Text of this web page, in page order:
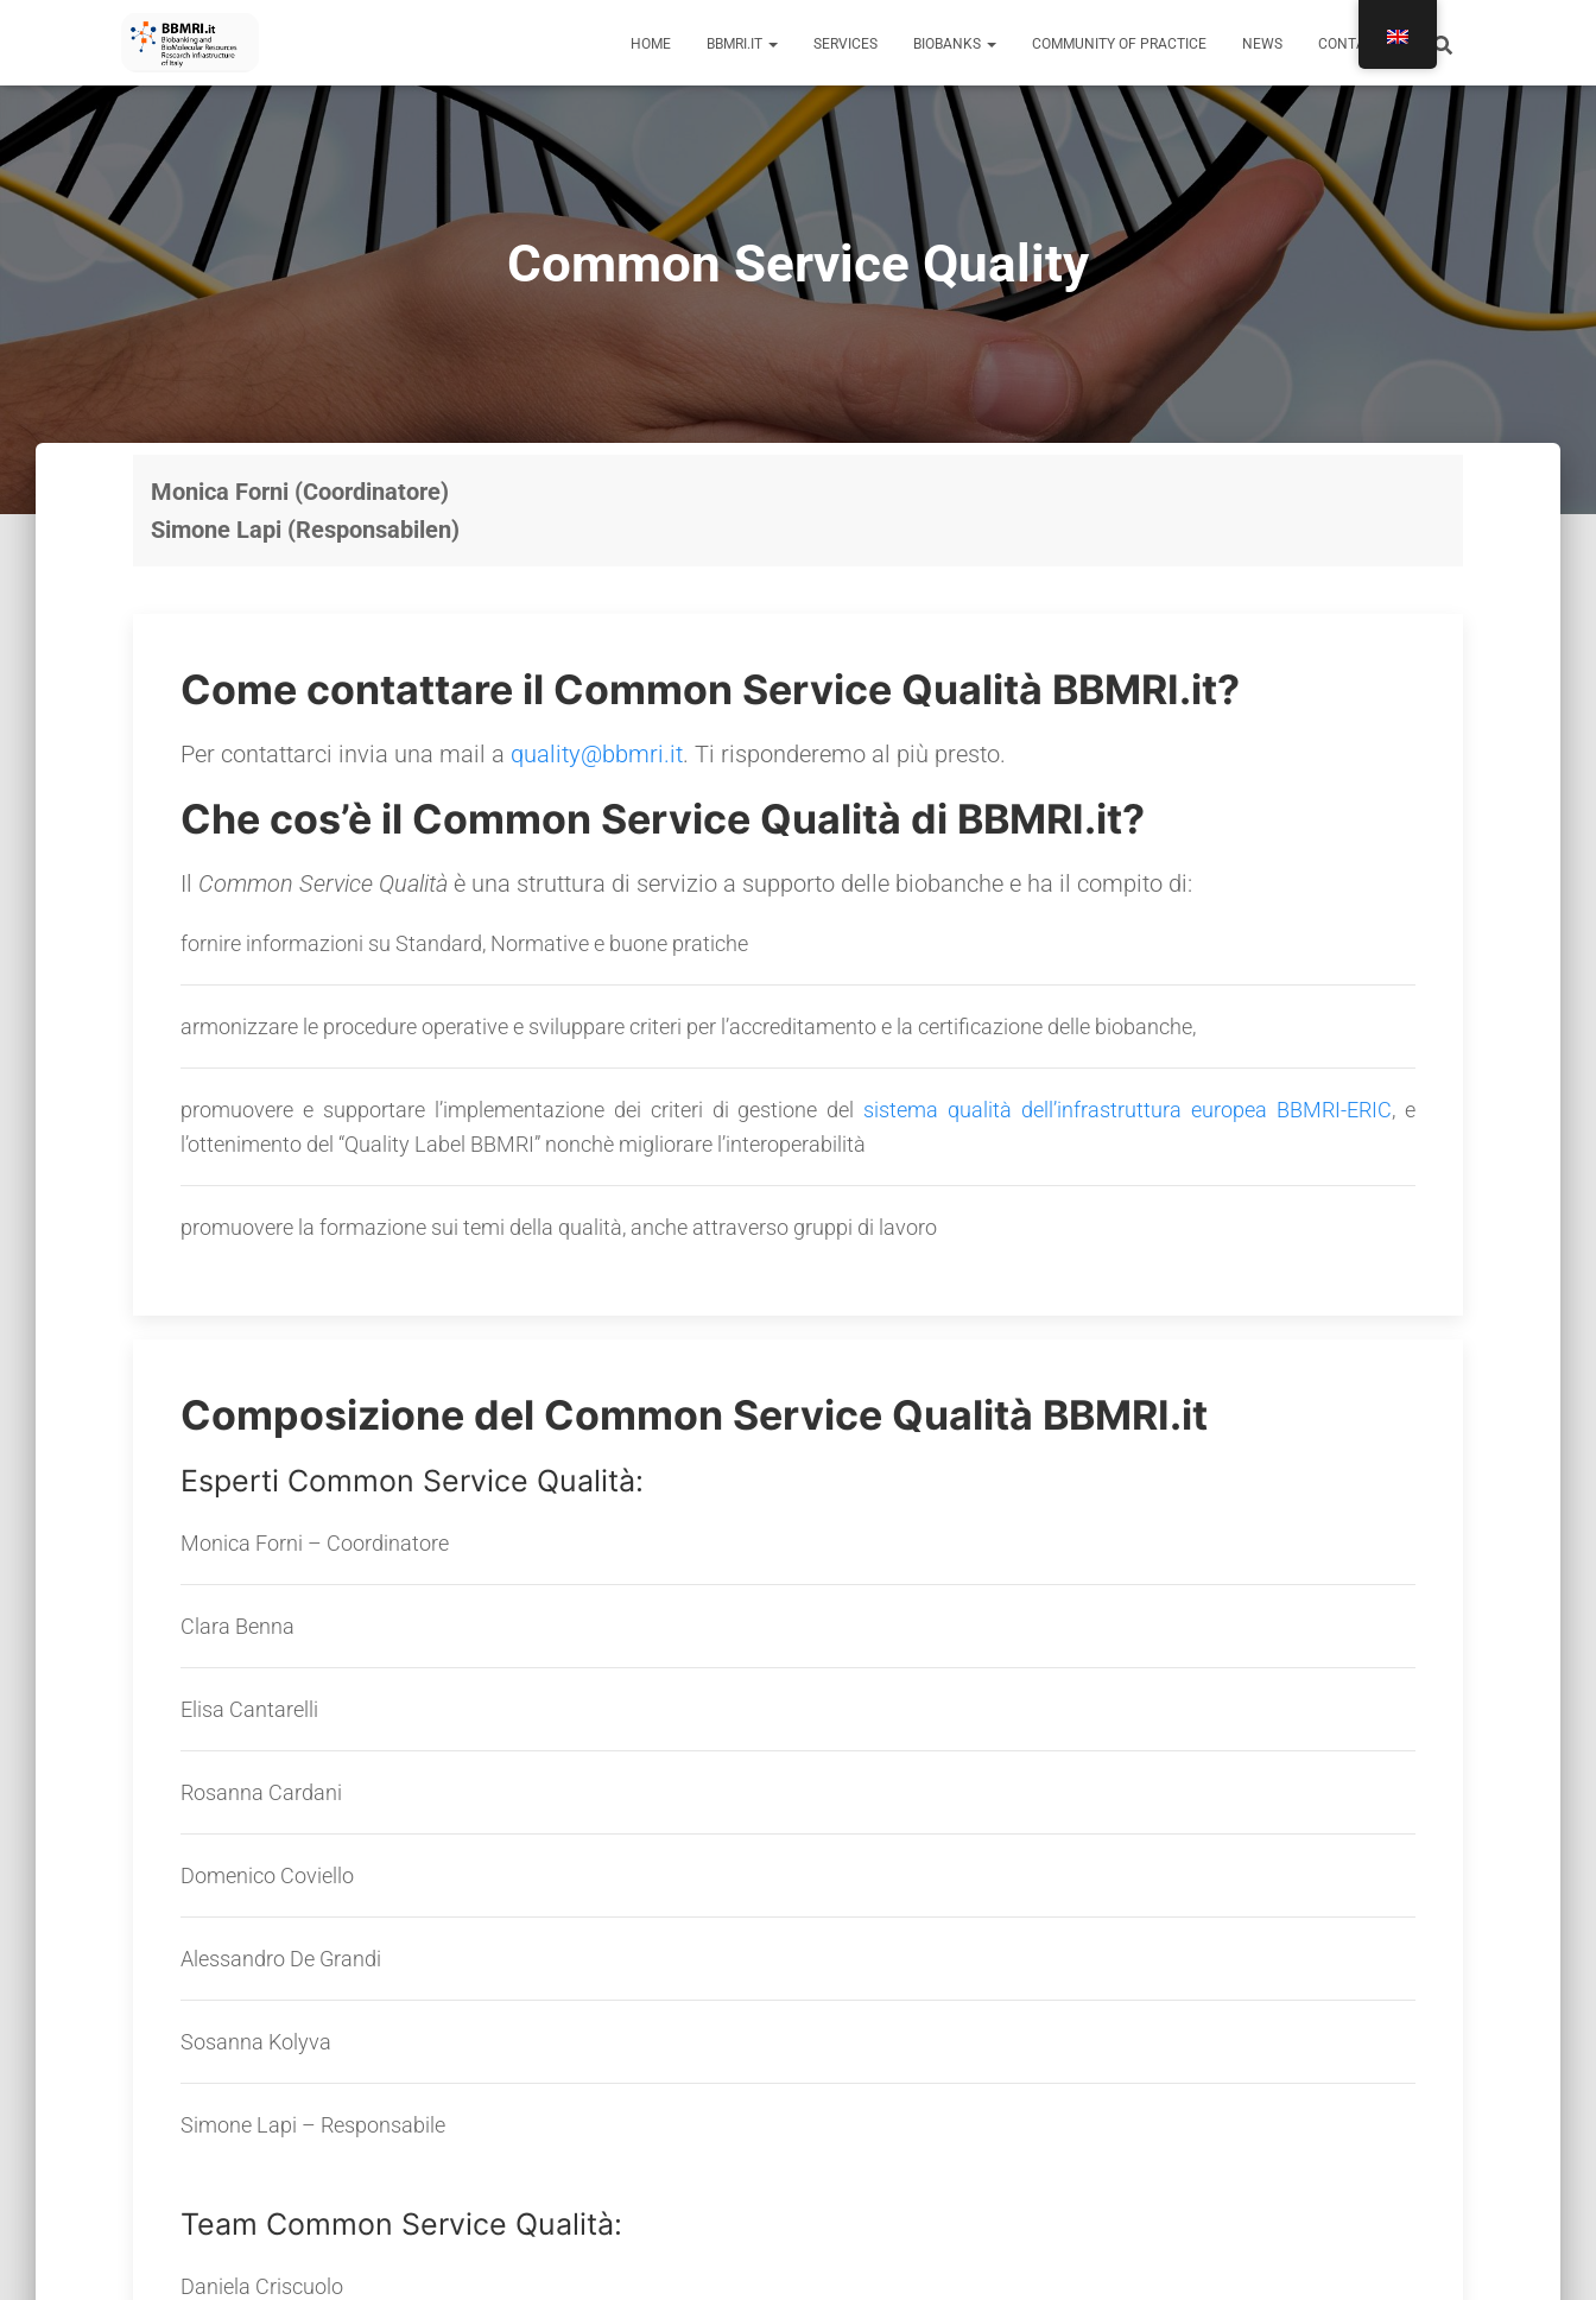
HOME BBMRI.IT SERVICES BIOBANKS COMMUNITY OF PRACTICE NEWS CONTACTS
Common Service Quality
Monica Forni (Coordinatore)
Simone Lapi (Responsabilen)
Come contattare il Common Service Qualità BBMRI.it?
Per contattarci invia una mail a quality@bbmri.it. Ti risponderemo al più presto.
Che cos’è il Common Service Qualità di BBMRI.it?
Il Common Service Qualità è una struttura di servizio a supporto delle biobanche e ha il compito di:
fornire informazioni su Standard, Normative e buone pratiche
armonizzare le procedure operative e sviluppare criteri per l’accreditamento e la certificazione delle biobanche,
promuovere e supportare l’implementazione dei criteri di gestione del sistema qualità dell’infrastruttura europea BBMRI-ERIC, e
l’ottenimento del “Quality Label BBMRI” nonchè migliorare l’interoperabilità
promuovere la formazione sui temi della qualità, anche attraverso gruppi di lavoro
Composizione del Common Service Qualità BBMRI.it
Esperti Common Service Qualità:
Monica Forni – Coordinatore
Clara Benna
Elisa Cantarelli
Rosanna Cardani
Domenico Coviello
Alessandro De Grandi
Sosanna Kolyva
Simone Lapi – Responsabile
Team Common Service Qualità:
Daniela Criscuolo